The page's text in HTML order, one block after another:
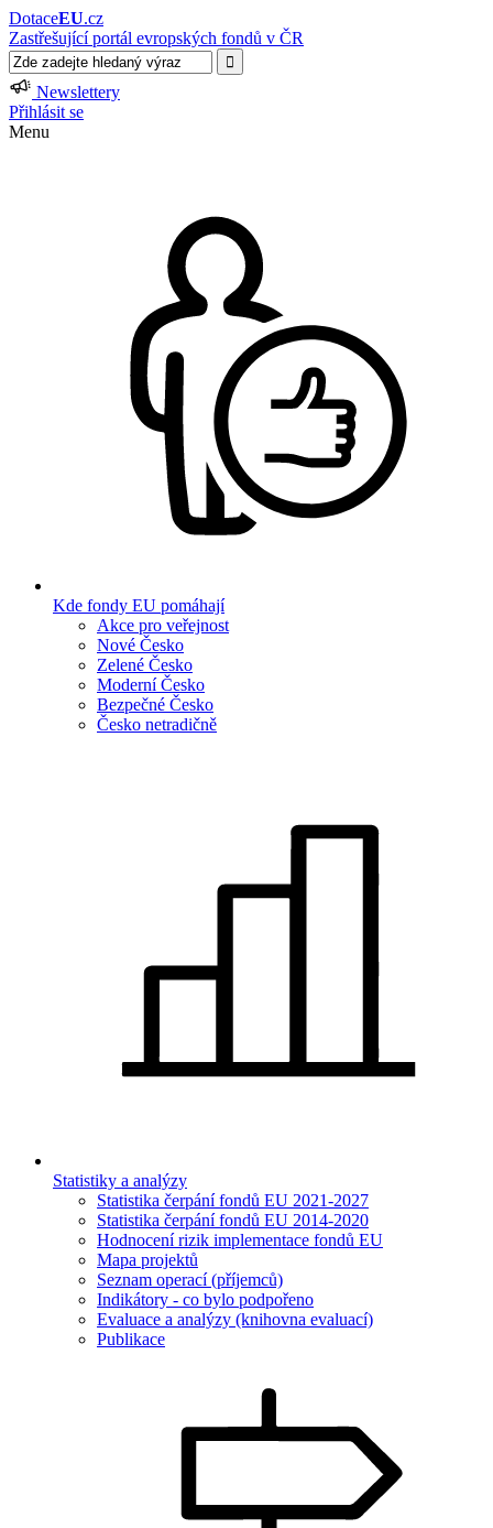
DotaceEU.cz
Zastřešující portál evropských fondů v ČR
Newslettery
Přihlásit se
Menu
Kde fondy EU pomáhají
Akce pro veřejnost
Nové Česko
Zelené Česko
Moderní Česko
Bezpečné Česko
Česko netradičně
Statistiky a analýzy
Statistika čerpání fondů EU 2021-2027
Statistika čerpání fondů EU 2014-2020
Hodnocení rizik implementace fondů EU
Mapa projektů
Seznam operací (příjemců)
Indikátory - co bylo podpořeno
Evaluace a analýzy (knihovna evaluací)
Publikace